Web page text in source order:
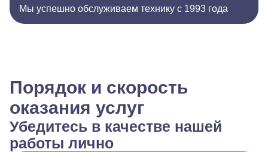
Мы успешно обслуживаем технику с 1993 года
Порядок и скорость
оказания услуг
Убедитесь в качестве нашей
работы лично